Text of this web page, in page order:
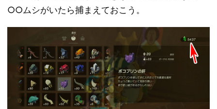
○○ムシがいたら捕まえておこう。